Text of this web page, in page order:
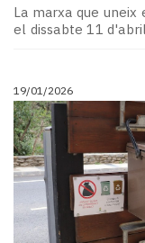
La marxa que
el dissabte 11
19/01/2026